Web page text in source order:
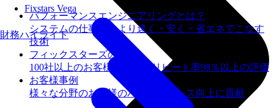
パフォーマンスエンジニアリングとは？
システムの仕事を、より速く・安く・省エネでこなす
技術
フィックスターズの​強み
100社以上のお客様を支援しリピート率99％以上の評価
お客様事例
様々な分野のお客様のパフォーマンス向上に貢献
Fixstars Vega
財務ハイライト